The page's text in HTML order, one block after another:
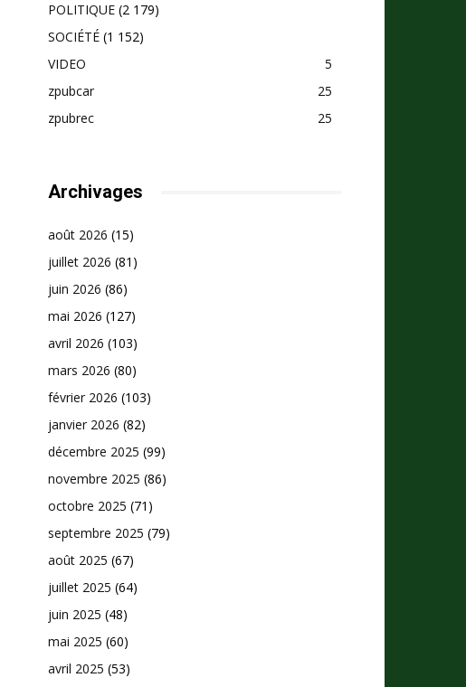
POLITIQUE (2 179)
SOCIÉTÉ (1 152)
VIDEO
5
zpubcar
25
zpubrec
25
Archivages
août 2026 (15)
juillet 2026 (81)
juin 2026 (86)
mai 2026 (127)
avril 2026 (103)
mars 2026 (80)
février 2026 (103)
janvier 2026 (82)
décembre 2025 (99)
novembre 2025 (86)
octobre 2025 (71)
septembre 2025 (79)
août 2025 (67)
juillet 2025 (64)
juin 2025 (48)
mai 2025 (60)
avril 2025 (53)